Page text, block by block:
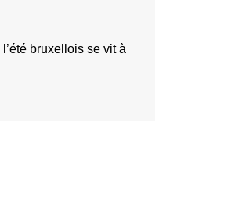
bruxellois se vit à